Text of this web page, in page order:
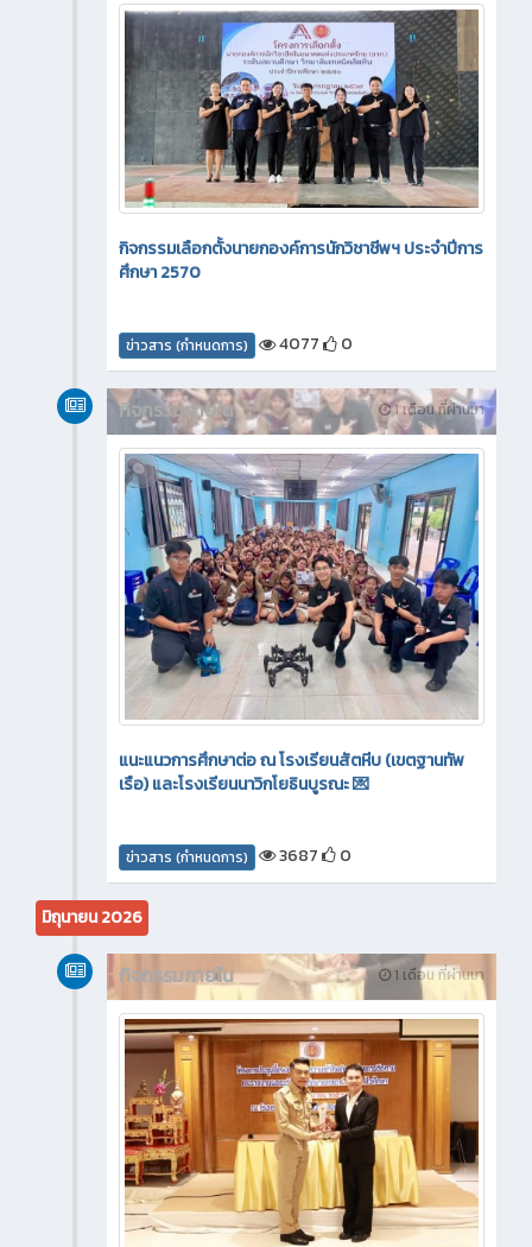
กิจกรรมเลือกตั้งนายกองค์การนักวิชาชีพฯ ประจำปีการ
ศึกษา 2570
ข่าวสาร (กำหนดการ) 4077 0
1 เดือน ที่ผ่านมา
กิจกรรมภายใน
แนะแนวการศึกษาต่อ ณ โรงเรียนสัตหีบ (เขตฐานทัพ
เรือ) และโรงเรียนนาวิกโยธินบูรณะ 💌
ข่าวสาร (กำหนดการ) 3687 0
มิถุนายน 2026
1 เดือน ที่ผ่านมา
กิจกรรมภายใน